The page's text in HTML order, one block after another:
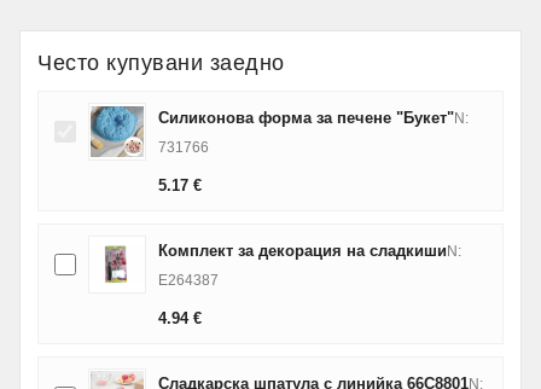
Често купувани заедно
Силиконова форма за печене "Букет"N:
731766
5.17 €
Комплект за декорация на сладкишиN:
E264387
4.94 €
Сладкарска шпатула с линийка 66C8801N: